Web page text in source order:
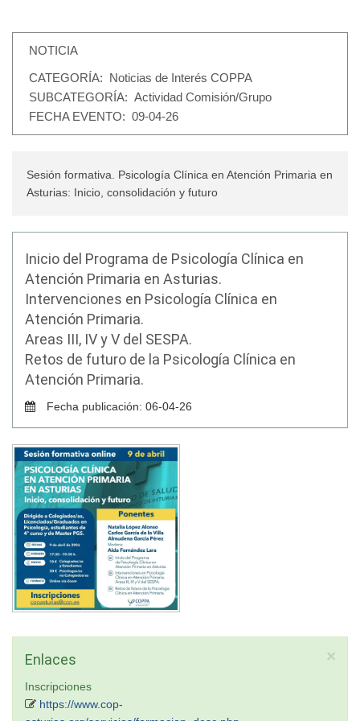
NOTICIA
CATEGORÍA: Noticias de Interés COPPA
SUBCATEGORÍA: Actividad Comisión/Grupo
FECHA EVENTO: 09-04-26
Sesión formativa. Psicología Clínica en Atención Primaria en
Asturias: Inicio, consolidación y futuro
Inicio del Programa de Psicología Clínica en
Atención Primaria en Asturias.
Intervenciones en Psicología Clínica en
Atención Primaria.
Areas III, IV y V del SESPA.
Retos de futuro de la Psicología Clínica en
Atención Primaria.
Fecha publicación: 06-04-26
×
Enlaces
Inscripciones
https://www.cop-